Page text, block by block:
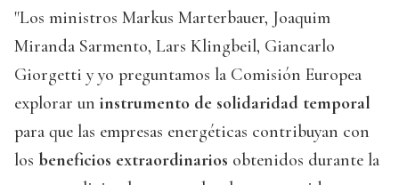
"Los ministros Markus Marterbauer, Joaquim
Miranda Sarmento, Lars Klingbeil, Giancarlo
Giorgetti y yo preguntamos la Comisión Europea
explorar un instrumento de solidaridad temporal
para que las empresas energéticas contribuyan con
los beneficios extraordinarios obtenidos durante la